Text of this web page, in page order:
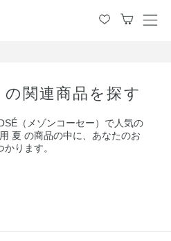
メ
関連商品を探す
（メゾンコーセー）で人気の
夏 の商品の中に、あなたのお
ります。